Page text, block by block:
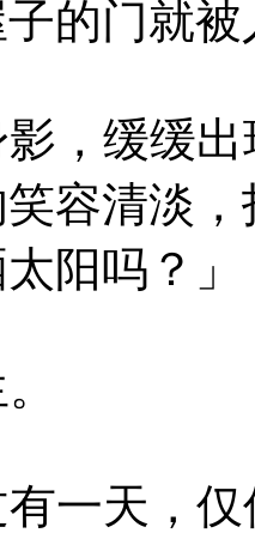
的门就
，缓缓出
容清淡
阳吗？」
一天，仅